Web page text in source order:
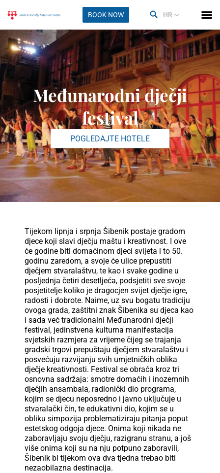
BOOK NOW HR
Međunarodni dječji
festival
POGLEDAJTE HOTELE
Tijekom lipnja i srpnja Šibenik postaje gradom
djece koji slavi dječju maštu i kreativnost. I ove
će godine biti domaćinom djeci svijeta i to 50.
godinu zaredom, a svoje će ulice prepustiti
dječjem stvaralaštvu, te kao i svake godine u
posljednja četiri desetljeća, podsjetiti sve svoje
posjetitelje koliko je dragocjen svijet dječje igre,
radosti i dobrote. Naime, uz svu bogatu tradiciju
ovoga grada, zaštitni znak Šibenika su djeca kao
i sada već tradicionalni Međunarodni dječji
festival, jedinstvena kulturna manifestacija
svjetskih razmjera za vrijeme čijeg se trajanja
gradski trgovi prepuštaju dječjem stvaralaštvu i
posvećuju razvijanju svih umjetničkih oblika
dječje kreativnosti. Festival se obraća kroz tri
osnovna sadržaja: smotre domaćih i inozemnih
dječjih ansambala, radionički dio programa,
kojim se djecu neposredno i javno uključuje u
stvaralački čin, te edukativni dio, kojim se u
obliku simpozija problematiziraju pitanja poput
estetskog odgoja djece. Onima koji nikada ne
zaboravljaju svoju dječju, razigranu stranu, a još
više onima koji su na nju potpuno zaboravili,
Šibenik bi tijekom ova dva tjedna trebao biti
nezaobilazna destinacija.